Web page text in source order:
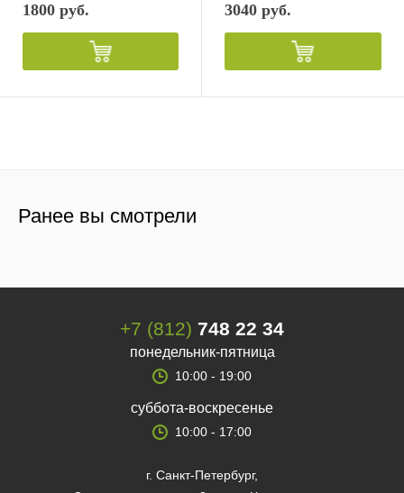
1800 руб. 3040 руб.
Ранее вы смотрели
+7 (812) 748 22 34
понедельник-пятница
10:00 - 19:00
суббота-воскресенье
10:00 - 17:00
г. Санкт-Петербург,